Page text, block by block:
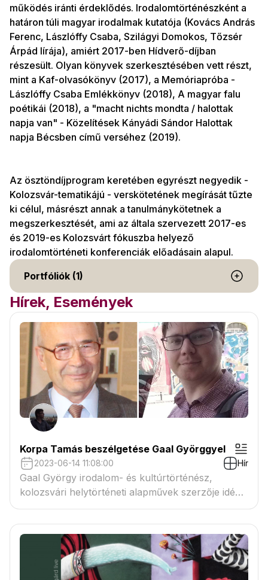
működés iránti érdeklődés. Irodalomtörténészként a
határon túli magyar irodalmak kutatója (Kovács András
Ferenc, Lászlóffy Csaba, Szilágyi Domokos, Tőzsér
Árpád lírája), amiért 2017-ben Hídverő-díjban
részesült. Olyan könyvek szerkesztésében vett részt,
mint a Kaf-olvasókönyv (2017), a Memóriapróba -
Lászlóffy Csaba Emlékkönyv (2018), A magyar falu
poétikái (2018), a "macht nichts mondta / halottak
napja van" - Közelítések Kányádi Sándor Halottak
napja Bécsben című verséhez (2019).
Az ösztöndíjprogram keretében egyrészt negyedik -
Kolozsvár-tematikájú - verskötetének megírását tűzte
ki célul, másrészt annak a tanulmánykötetnek a
megszerkesztését, ami az általa szervezett 2017-es
és 2019-es Kolozsvárt fókuszba helyező
irodalomtörténeti konferenciák előadásain alapul.
Portfóliók (1)
Hírek, Események
Korpa Tamás beszélgetése Gaal Györggyel
2023-06-14 11:08:00 Hír
Gaal György irodalom- és kultúrtörténész,
kolozsvári helytörténeti alapművek szerzője idén
ünnepli 75. születésnapját. Az elmúlt
háromnegyed század regényes fordulatairól,
temetősétákról, a felfedezés öröméről, kutatási
módszereiről kérdezte Korpa Tamás.